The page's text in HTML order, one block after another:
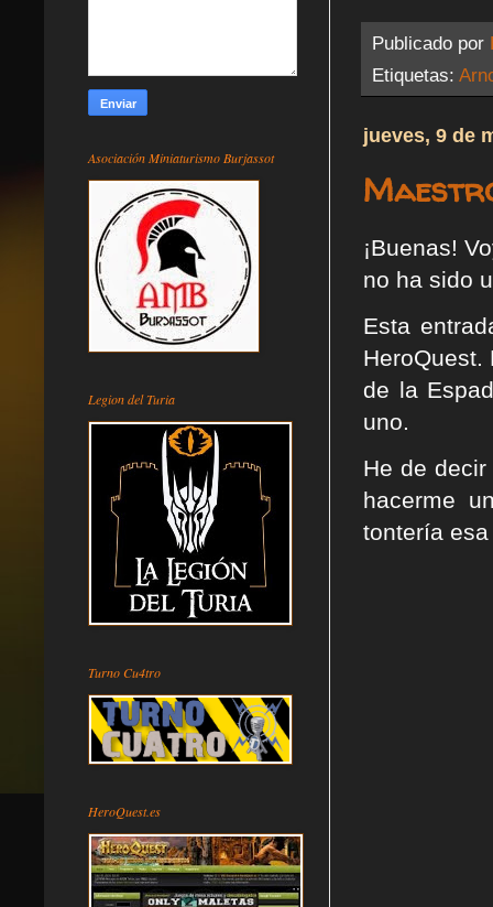
Publicado por
Etiquetas:
jueves, 9 de
¡Buenas!
no ha sido
Esta
HeroQuest.
de la
uno.
He de
hacerme
tontería
Asociación Miniaturismo Burjassot
Legion del Turia
Turno Cu4tro
HeroQuest.es